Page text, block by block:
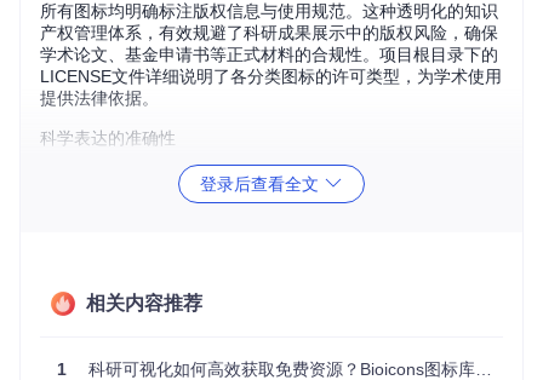
所有图标均明确标注版权信息与使用规范。这种透明化的知识
产权管理体系，有效规避了科研成果展示中的版权风险，确保
学术论文、基金申请书等正式材料的合规性。项目根目录下的
LICENSE文件详细说明了各分类图标的许可类型，为学术使用
提供法律依据。
科学表达的准确性
每个图标均由领域专家参与设计审核，确保科学概念的精确传
达。例如在核酸结构系列中，不仅准确呈现了A/T/C/G四种碱
跨平台设计一致性
时实现多场景适配。无论是300dpi的印刷出版，还是4K屏幕的
登录后查看全文
相关内容推荐
1 科研可视化如何高效获取免费资源？Bioicons图标库全攻略